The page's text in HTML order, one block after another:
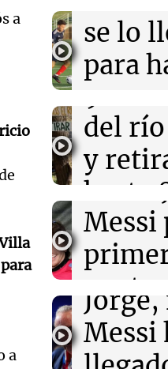
a
a
de Jorge
12:01 Una mañana
Joan Gaspart:
llegó"
11:52 Sociedad
“Abrazo
la familia
se lo
para
nunca
Una
9.000
del
y
hasta
de
Una
Episodios
firmó
Messi
Leo
Audio.
Jorge,
Messi
Audio.